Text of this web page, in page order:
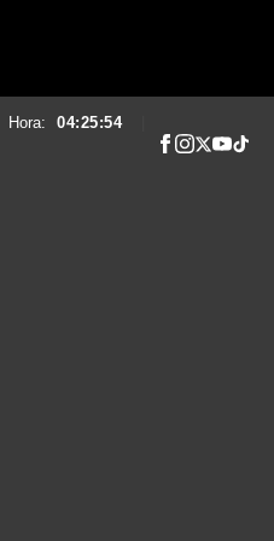
Hora: 04:25:55